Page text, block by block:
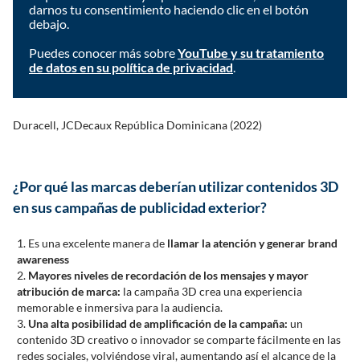
darnos tu consentimiento haciendo clic en el botón
debajo.
Puedes conocer más sobreYouTube y su tratamiento
de datos en su política de privacidad.
Acepto
Duracell, JCDecaux República Dominicana (2022)
¿Por qué las marcas deberían utilizar contenidos 3D
en sus campañas de publicidad exterior?
Es una excelente manera de llamar la atención y generar brand
awareness
Mayores niveles de recordación de los mensajes y mayor
atribución de marca: la campaña 3D crea una experiencia
memorable e inmersiva para la audiencia.
Una alta posibilidad de amplificación de la campaña: un
contenido 3D creativo o innovador se comparte fácilmente en las
redes sociales, volviéndose viral, aumentando así el alcance de la